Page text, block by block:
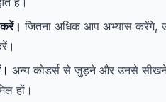
जितना अधिक आप अभ्यास करेंगे,
अन्य कोडर्स से जुड़ने और उनसे सीखने
हों।